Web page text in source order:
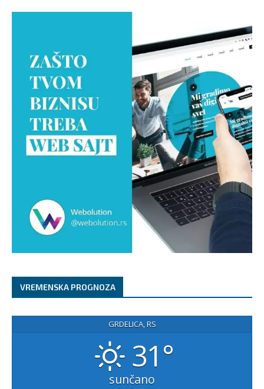
VREMENSKA PROGNOZA
GRDELICA, RS
31°
sunčano